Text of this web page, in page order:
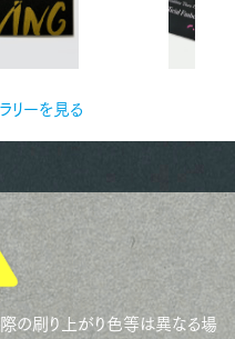
リーを見る
の刷り上がり色等は異なる場